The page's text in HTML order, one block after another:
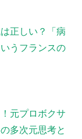
正しい？「病
うフランスの
元プロボクサ
多次元思考と